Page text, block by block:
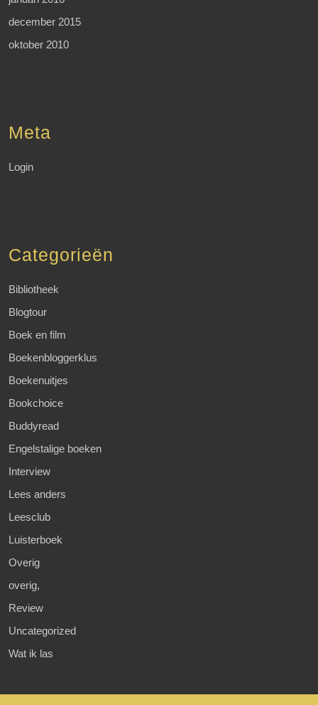
december 2015
oktober 2010
Meta
Login
Categorieën
Bibliotheek
Blogtour
Boek en film
Boekenbloggerklus
Boekenuitjes
Bookchoice
Buddyread
Engelstalige boeken
Interview
Lees anders
Leesclub
Luisterboek
Overig
overig,
Review
Uncategorized
Wat ik las